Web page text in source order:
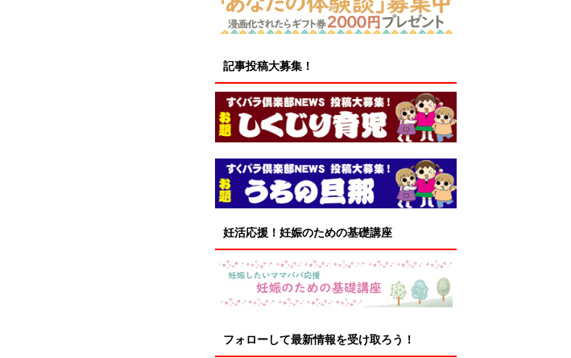
記事投稿大募集！
妊活応援！妊娠のための基礎講座
フォローして最新情報を受け取ろう！